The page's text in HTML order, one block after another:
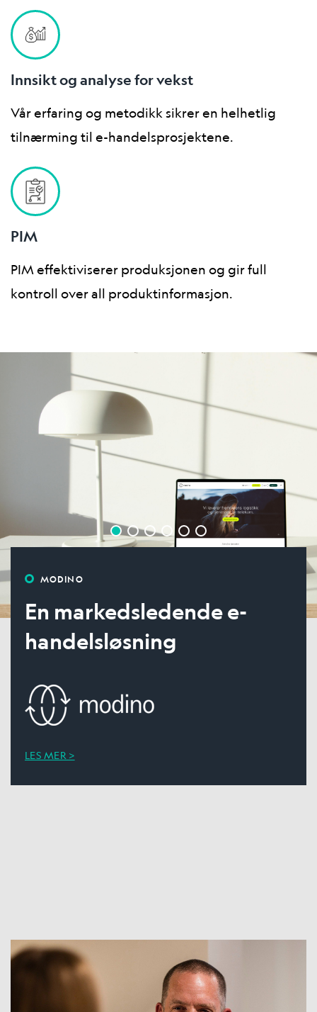
Innsikt og analyse for vekst
Vår erfaring og metodikk sikrer en helhetlig
tilnærming til e-handelsprosjektene.
PIM
PIM effektiviserer produksjonen og gir full
kontroll over all produktinformasjon.
MODINO
En markedsledende e-
handelsløsning
LES MER >